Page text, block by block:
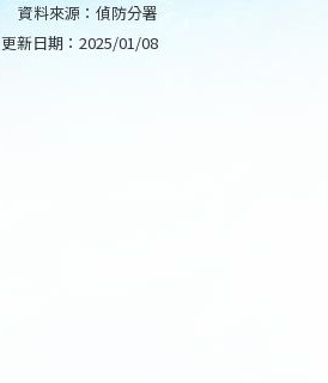
資料來源： 偵防分署
更新日期： 2025/01/08